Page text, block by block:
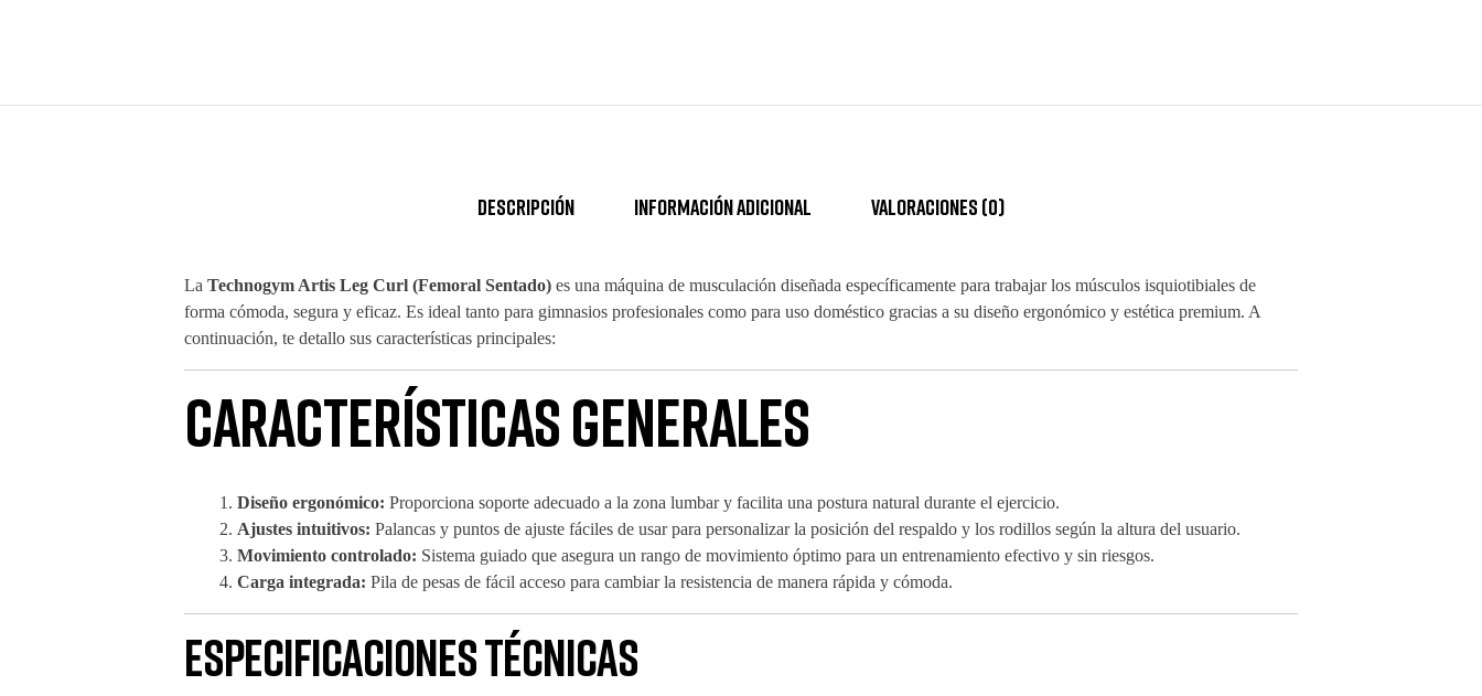
Descripción Información adicional Valoraciones (0)
La Technogym Artis Leg Curl (Femoral Sentado) es una máquina de musculación diseñada específicamente para trabajar los músculos isquiotibiales de
forma cómoda, segura y eficaz. Es ideal tanto para gimnasios profesionales como para uso doméstico gracias a su diseño ergonómico y estética premium. A
continuación, te detallo sus características principales:
Características generales
Diseño ergonómico: Proporciona soporte adecuado a la zona lumbar y facilita una postura natural durante el ejercicio.
Ajustes intuitivos: Palancas y puntos de ajuste fáciles de usar para personalizar la posición del respaldo y los rodillos según la altura del usuario.
Movimiento controlado: Sistema guiado que asegura un rango de movimiento óptimo para un entrenamiento efectivo y sin riesgos.
Carga integrada: Pila de pesas de fácil acceso para cambiar la resistencia de manera rápida y cómoda.
Especificaciones técnicas